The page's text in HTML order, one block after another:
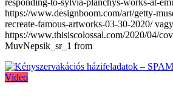
responding-to-sylvia-planchys-works-at-
https://www.designboom.com/art/getty-
recreate-famous-artworks-03-30-2020/ vagy
https://www.thisiscolossal.com/2020/04/
MuvNepsik_sr_1 from
Video